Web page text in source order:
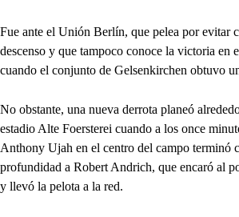
Fue ante el Unión Berlín, que pelea por evitar
descenso y que tampoco conoce la victoria en
cuando el conjunto de Gelsenkirchen obtuvo
No obstante, una nueva derrota planeó
estadio Alte Foersterei cuando a los once
Anthony Ujah en el centro del campo terminó
profundidad a Robert Andrich, que encaró al
y llevó la pelota a la red.